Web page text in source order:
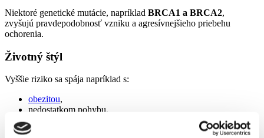
Niektoré genetické mutácie, napríklad BRCA1 a BRCA2,
zvyšujú pravdepodobnosť vzniku a agresívnejšieho priebehu
ochorenia.
Životný štýl
Vyššie riziko sa spája napríklad s:
obezitou,
nedostatkom pohybu,